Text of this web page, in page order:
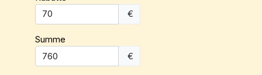
€
Summe
€